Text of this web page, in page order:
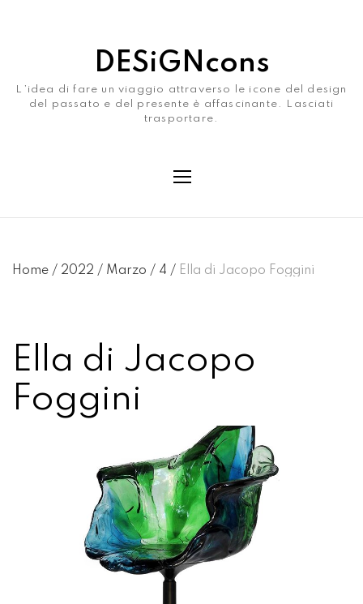
DESiGNcons
L’idea di fare un viaggio attraverso le icone del design
del passato e del presente è affascinante. Lasciati
trasportare.
Home / 2022 / Marzo / 4 / Ella di Jacopo Foggini
Ella di Jacopo
Foggini